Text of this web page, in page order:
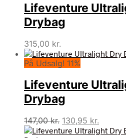
var:
241,95 kr..
er:
Lifeventure
Drybag
315,00 kr.
På Udsalg! 11%
Lifeventure
Drybag
147,00kr. Den
oprindelige
130,95 kr.